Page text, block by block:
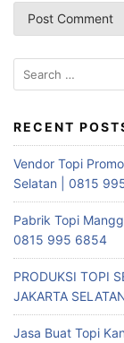
Search
for:
RECENT
Vendor Topi
Selatan | 0815
Pabrik Topi
0815 995 6854
PRODUKSI TOPI
JAKARTA
Jasa Buat Topi